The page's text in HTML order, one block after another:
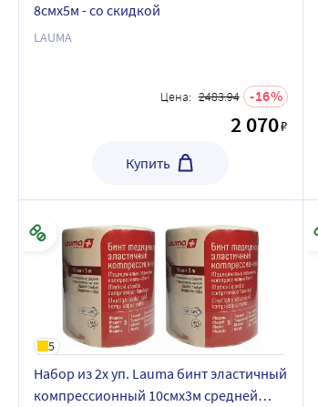
8смx5м - со скидкой
LAUMA
Цена: 2483.94 16
2 070₽
Купить
5
Набор из 2х уп. Lauma бинт эластичный
компрессионный 10смx3м средней